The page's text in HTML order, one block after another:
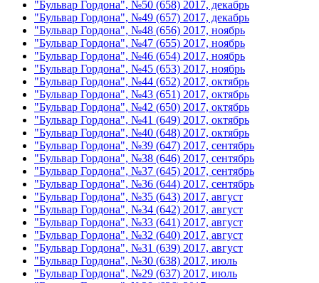
"Бульвар Гордона", №50 (658) 2017, декабрь
"Бульвар Гордона", №49 (657) 2017, декабрь
"Бульвар Гордона", №48 (656) 2017, ноябрь
"Бульвар Гордона", №47 (655) 2017, ноябрь
"Бульвар Гордона", №46 (654) 2017, ноябрь
"Бульвар Гордона", №45 (653) 2017, ноябрь
"Бульвар Гордона", №44 (652) 2017, октябрь
"Бульвар Гордона", №43 (651) 2017, октябрь
"Бульвар Гордона", №42 (650) 2017, октябрь
"Бульвар Гордона", №41 (649) 2017, октябрь
"Бульвар Гордона", №40 (648) 2017, октябрь
"Бульвар Гордона", №39 (647) 2017, сентябрь
"Бульвар Гордона", №38 (646) 2017, сентябрь
"Бульвар Гордона", №37 (645) 2017, сентябрь
"Бульвар Гордона", №36 (644) 2017, сентябрь
"Бульвар Гордона", №35 (643) 2017, август
"Бульвар Гордона", №34 (642) 2017, август
"Бульвар Гордона", №33 (641) 2017, август
"Бульвар Гордона", №32 (640) 2017, август
"Бульвар Гордона", №31 (639) 2017, август
"Бульвар Гордона", №30 (638) 2017, июль
"Бульвар Гордона", №29 (637) 2017, июль